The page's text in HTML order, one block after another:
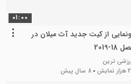
01:00
از کیت جدید آث میلان در
2019
ترین
8 سال پیش